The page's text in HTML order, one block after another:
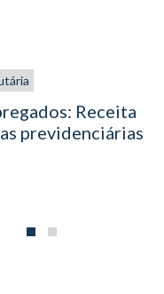
Receita
previdenciárias